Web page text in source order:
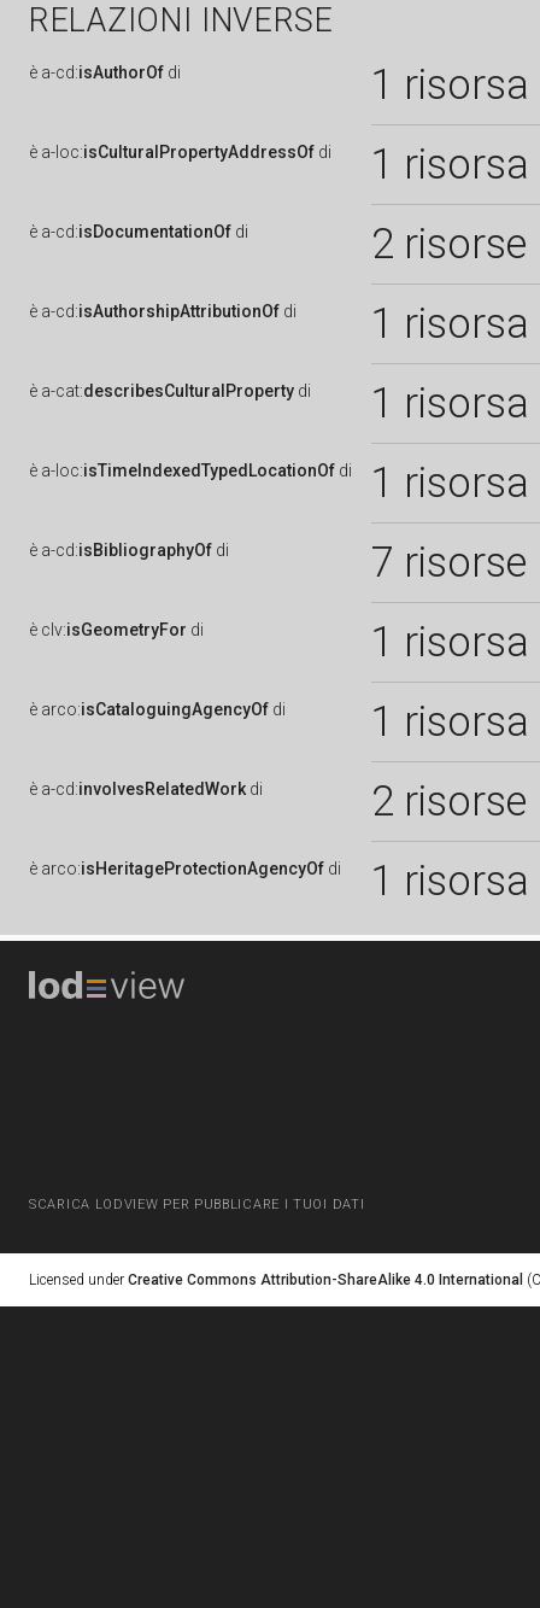
RELAZIONI INVERSE
è a-cd:isAuthorOf di 1 risorsa
è a-loc:isCulturalPropertyAddressOf di 1 risorsa
è a-cd:isDocumentationOf di 2 risorse
è a-cd:isAuthorshipAttributionOf di 1 risorsa
è a-cat:describesCulturalProperty di 1 risorsa
è a-loc:isTimeIndexedTypedLocationOf di 1 risorsa
è a-cd:isBibliographyOf di 7 risorse
è clv:isGeometryFor di 1 risorsa
è arco:isCataloguingAgencyOf di 1 risorsa
è a-cd:involvesRelatedWork di 2 risorse
è arco:isHeritageProtectionAgencyOf di 1 risorsa
SCARICA LODVIEW PER PUBBLICARE I TUOI DATI
Licensed under Creative Commons Attribution-ShareAlike 4.0 International